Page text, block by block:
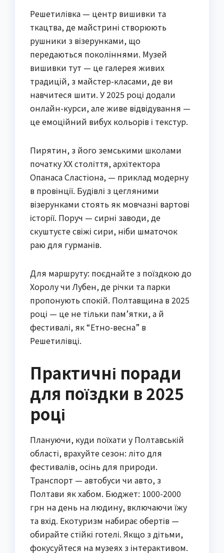
Решетилівка — центр вишивки та
ткацтва, де майстрині створюють
рушники з візерунками, що
передаються поколіннями. Музей
вишивки тут — це галерея живих
традицій, з майстер-класами, де ви
навчитеся шити. У 2025 році додали
онлайн-курси, але живе відвідування —
це емоційний вибух кольорів і текстур.
Пирятин, з його земськими школами
початку XX століття, архітектора
Опанаса Сластіона, — приклад модерну
в провінції. Будівлі з цегляними
візерунками стоять як мовчазні вартові
історії. Поруч — сирні заводи, де
скуштуєте свіжі сири, ніби шматочок
раю для гурманів.
Для маршруту: поєднайте з поїздкою до
Хоролу чи Лубен, де річки та парки
пропонують спокій. Полтавщина в 2025
році — це не тільки пам’ятки, а й
фестивалі, як “Етно-весна” в
Решетилівці.
Практичні поради
для поїздки в 2025
році
Плануючи, куди поїхати у Полтавській
області, врахуйте сезон: літо для
фестивалів, осінь для природи.
Транспорт — автобуси чи авто, з
Полтави як хабом. Бюджет: 1000-2000
грн на день на людину, включаючи їжу
та вхід. Екотуризм набирає обертів —
обирайте стійкі готелі. Якщо з дітьми,
фокусуйтеся на музеях з інтерактивом.